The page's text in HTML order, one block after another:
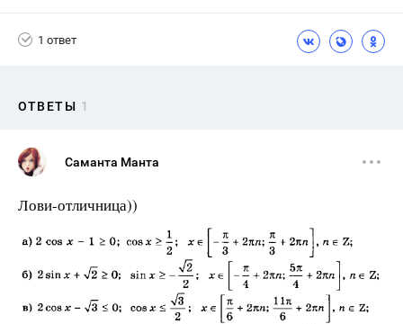
1 ответ
ОТВЕТЫ 1
Саманта Манта
Лови-отличница))